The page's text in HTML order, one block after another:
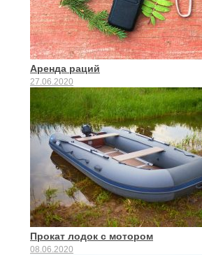
Аренда раций
27.06.2020
Прокат лодок с мотором
08.06.2020